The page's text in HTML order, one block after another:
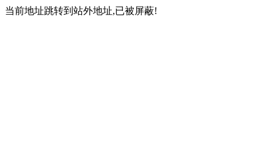
当前地址跳转到站外地址,已被屏蔽!